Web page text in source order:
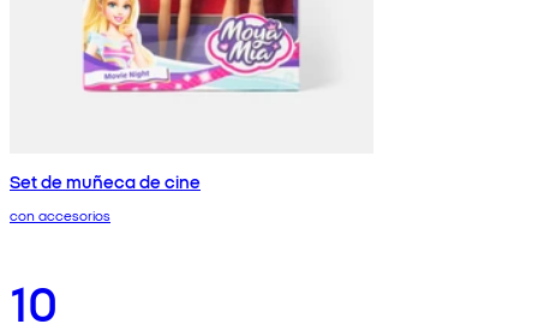
Set de muñeca de cine
con accesorios
10